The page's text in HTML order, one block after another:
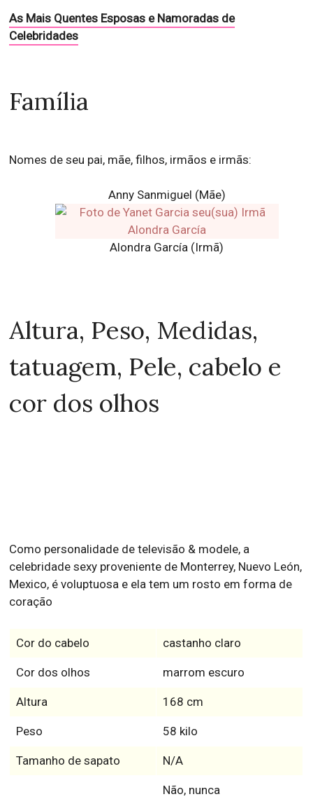
As Mais Quentes Esposas e Namoradas de
Celebridades
Família
Nomes de seu pai, mãe, filhos, irmãos e irmãs:
Anny Sanmiguel (Mãe)
Alondra García (Irmã)
Altura, Peso, Medidas,
tatuagem, Pele, cabelo e
cor dos olhos
Como personalidade de televisão & modele, a
celebridade sexy proveniente de Monterrey, Nuevo León,
Mexico, é voluptuosa e ela tem um rosto em forma de
coração
Cor do cabelo castanho claro
Cor dos olhos marrom escuro
Altura 168 cm
Peso 58 kilo
Tamanho de sapato N/A
Não, nunca